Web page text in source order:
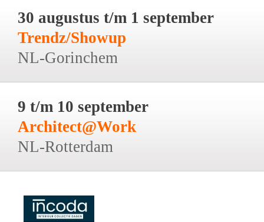
30 augustus t/m 1 september
Trendz/Showup
NL-Gorinchem
9 t/m 10 september
Architect@Work
NL-Rotterdam